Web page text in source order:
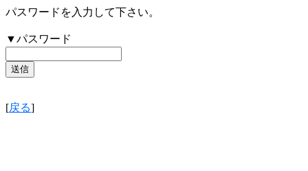
パスワードを入力して下さい。
▼パスワード
[戻る]